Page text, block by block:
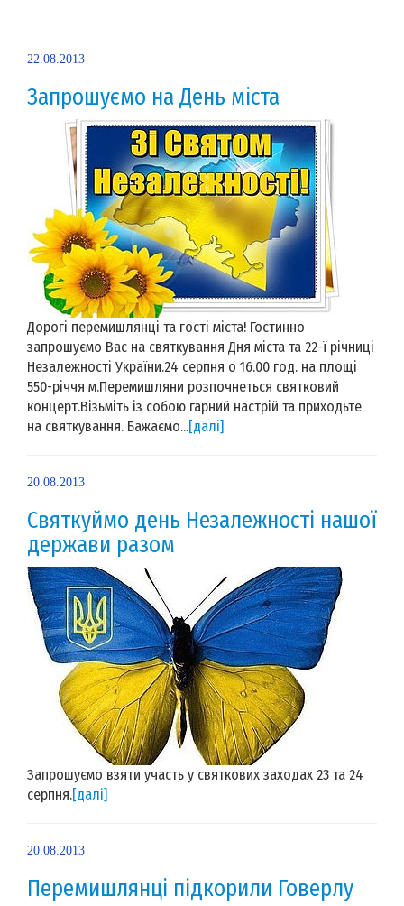
22.08.2013
Запрошуємо на День міста
Дорогі перемишлянці та гості міста! Гостинно
запрошуємо Вас на святкування Дня міста та 22-ї річниці
Незалежності України.24 серпня о 16.00 год. на площі
550-річчя м.Перемишляни розпочнеться святковий
концерт.Візьміть із собою гарний настрій та приходьте
на святкування. Бажаємо...[далі]
20.08.2013
Святкуймо день Незалежності нашої
держави разом
Запрошуємо взяти участь у святкових заходах 23 та 24
серпня.[далі]
20.08.2013
Перемишлянці підкорили Говерлу